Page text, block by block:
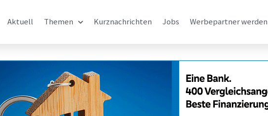
Aktuell Themen Kurznachrichten Jobs Werbepartner werden